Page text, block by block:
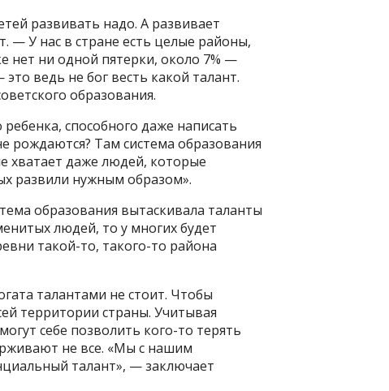
развивать надо. А развивает
— У нас в стране есть целые районы,
нет ни одной пятерки, около 7% —
ведь не бог весть какой талант.
образования.
способного даже написать
рождаются? Там система образования
хватает даже людей, которые
развили нужным образом».
образования вытаскивала таланты
людей, то у многих будет
такой-то, такого-то района
талантами не стоит. Чтобы
территории страны. Учитывая
себе позволить кого-то терять
не все. «Мы с нашим
талант», — заключает